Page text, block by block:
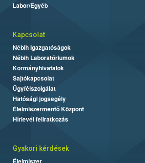
Labor/Egyéb
Kapcsolat
Nébih Igazgatóságok
Nébih Laboratóriumok
Kormányhivatalok
Sajtókapcsolat
Ügyfélszolgálat
Hatósági jogsegély
Élelmiszermentő Központ
Hírlevél feliratkozás
Gyakori kérdések
Élelmiszer